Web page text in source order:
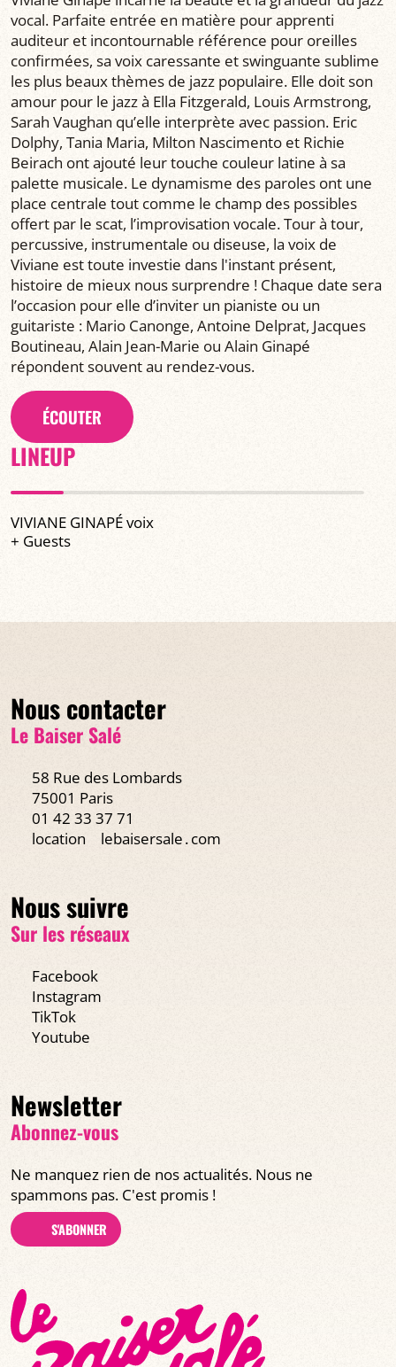
vocal. Parfaite entrée en matière pour apprenti
auditeur et incontournable référence pour oreilles
confirmées, sa voix caressante et swinguante sublime
les plus beaux thèmes de jazz populaire. Elle doit son
amour pour le jazz à Ella Fitzgerald, Louis Armstrong,
Sarah Vaughan qu’elle interprète avec passion. Eric
Dolphy, Tania Maria, Milton Nascimento et Richie
Beirach ont ajouté leur touche couleur latine à sa
palette musicale. Le dynamisme des paroles ont une
place centrale tout comme le champ des possibles
offert par le scat, l’improvisation vocale. Tour à tour,
percussive, instrumentale ou diseuse, la voix de
Viviane est toute investie dans l'instant présent,
histoire de mieux nous surprendre ! Chaque date sera
l’occasion pour elle d’inviter un pianiste ou un
guitariste : Mario Canonge, Antoine Delprat, Jacques
Boutineau, Alain Jean-Marie ou Alain Ginapé
répondent souvent au rendez-vous.
ÉCOUTER
LINEUP
VIVIANE GINAPÉ voix
+ Guests
Nous contacter
Le Baiser Salé
58 Rue des Lombards
75001 Paris
01 42 33 37 71
location
lebaisersale․com
Nous suivre
Sur les réseaux
Facebook
Instagram
TikTok
Youtube
Newsletter
Abonnez-vous
Ne manquez rien de nos actualités. Nous ne
spammons pas. C'est promis !
S'ABONNER